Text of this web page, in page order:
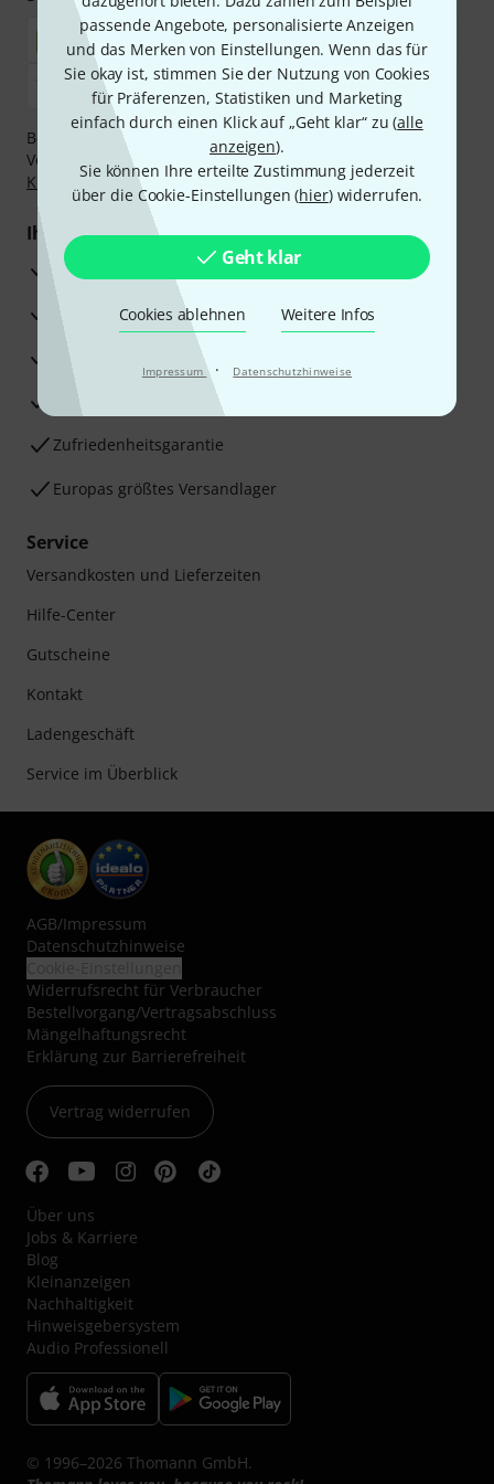
passende Angebote, personalisierte Anzeigen
und das Merken von Einstellungen. Wenn das für
Sie okay ist, stimmen Sie der Nutzung von Cookies
für Präferenzen, Statistiken und Marketing
einfach durch einen Klick auf „Geht klar“ zu (alle
anzeigen).
Sie können Ihre erteilte Zustimmung jederzeit
über die Cookie-Einstellungen (hier) widerrufen.
Geht klar
Cookies ablehnen Weitere Infos
Impressum · Datenschutzhinweise
Bezahlen Sie vertraulich und sicher per Nachnahme,
Vorkasse, PayPal, Amazon Pay,Klarna Sofort bezahlen
Klarna Ratenzahlungoder Kreditkarte.
Ihre Vorteile
3 Jahre Thomann Garantie
30 Tage Money-Back-Garantie
Beratung durch Fachexperten
Zufriedenheitsgarantie
Europas größtes Versandlager
Service
Versandkosten und Lieferzeiten
Hilfe-Center
Gutscheine
Kontakt
Ladengeschäft
Service im Überblick
AGB/Impressum
Datenschutzhinweise
Widerrufsrecht für Verbraucher
Bestellvorgang/Vertragsabschluss
Mängelhaftungsrecht
Erklärung zur Barrierefreiheit
Vertrag widerrufen
Über uns
Jobs & Karriere
Blog
Kleinanzeigen
Nachhaltigkeit
Hinweisgebersystem
Audio Professionell
© 1996–2026 Thomann GmbH.